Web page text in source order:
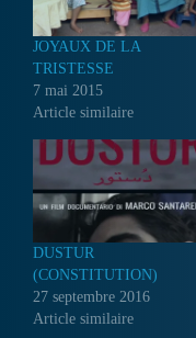
JOYAUX DE LA
TRISTESSE
7 mai 2015
Article similaire
DUSTUR
(CONSTITUTION)
27 septembre 2016
Article similaire